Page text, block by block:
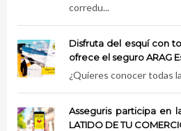
corredu...
Disfruta del esquí con
ofrece el seguro ARAG
¿Quieres conocer todas
Asseguris participa en
LATIDO DE TU